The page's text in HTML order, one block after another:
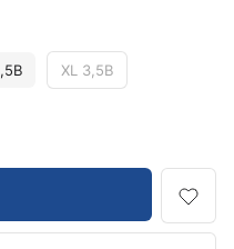
XL 3,5В